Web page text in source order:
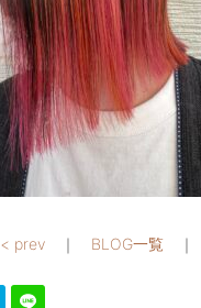
< prev｜ BLOG一覧｜